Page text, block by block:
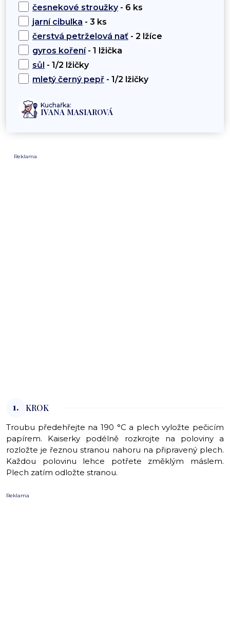
česnekové stroužky- 6 ks
jarní cibulka - 3 ks
čerstvá petrželová nať - 2 lžíce
gyros koření- 1 lžička
sůl - 1/2 lžičky
mletý černý pepř - 1/2 lžičky
Kuchařka:
IVANA MASIAROVÁ
Reklama
1. KROK
Troubu předehřejte na 190 °C a plech vyložte pečicím
papírem. Kaiserky podélně rozkrojte na poloviny a
rozložte je řeznou stranou nahoru na připravený plech.
Každou polovinu lehce potřete změklým máslem.
Plech zatím odložte stranou.
Reklama